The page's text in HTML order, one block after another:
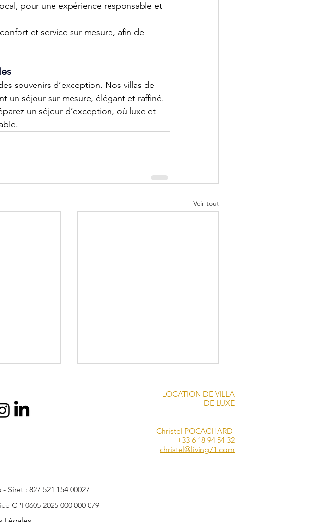
pour une expérience responsable et
et service sur-mesure, afin de
souvenirs d’exception. Nos villas de
un séjour sur-mesure, élégant et raffiné.
un séjour d’exception, où luxe et
Voir tout
LOCATION DE VILLA
DE LUXE
Christel POCACHARD
+33 6 18 94 54 32
christel@living71.com
Siret : 827 521 154 00027
CPI 0605 2025 000 000 079